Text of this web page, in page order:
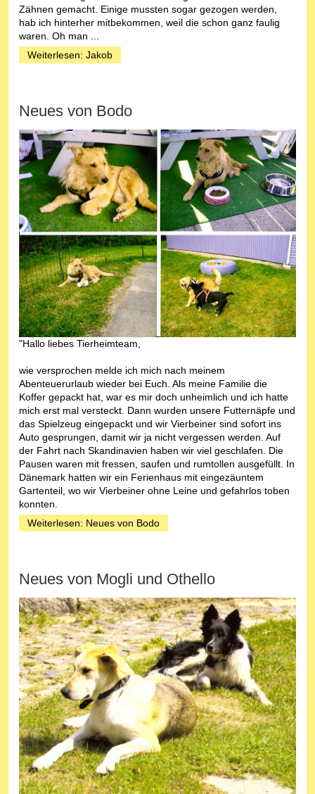
Zähnen gemacht. Einige mussten sogar gezogen werden,
hab ich hinterher mitbekommen, weil die schon ganz faulig
waren. Oh man ...
Weiterlesen: Jakob
Neues von Bodo
"Hallo liebes Tierheimteam,
wie versprochen melde ich mich nach meinem
Abenteuerurlaub wieder bei Euch. Als meine Familie die
Koffer gepackt hat, war es mir doch unheimlich und ich hatte
mich erst mal versteckt. Dann wurden unsere Futternäpfe und
das Spielzeug eingepackt und wir Vierbeiner sind sofort ins
Auto gesprungen, damit wir ja nicht vergessen werden. Auf
der Fahrt nach Skandinavien haben wir viel geschlafen. Die
Pausen waren mit fressen, saufen und rumtollen ausgefüllt. In
Dänemark hatten wir ein Ferienhaus mit eingezäuntem
Gartenteil, wo wir Vierbeiner ohne Leine und gefahrlos toben
konnten.
Weiterlesen: Neues von Bodo
Neues von Mogli und Othello